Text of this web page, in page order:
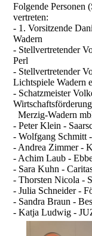
Folgende Personen
vertreten:
- 1. Vorsitzende
Wadern
- Stellvertretender
Perl
- Stellvertretender
Lichtspiele Wadern
- Schatzmeister
Merzig-Wadern
- Peter Klein -
- Wolfgang Schmitt
- Andrea Zimmer -
- Achim Laub -
- Sara Kuhn -
- Thorsten Nicola -
- Julia Schneider -
- Sandra Braun -
- Katja Ludwig -